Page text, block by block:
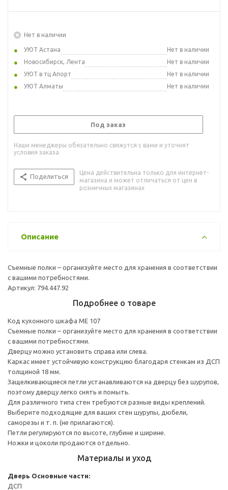
Нет в наличии
УЮТ Астана
Нет в наличии
Новосибирск, Лента
Нет в наличии
УЮТ в тц Апорт
Нет в наличии
УЮТ Алматы
Нет в наличии
Под заказ
Наши менеджеры обязательно свяжутся с вами и уточнят
условия заказа
Поделиться
Цена действительна только для интернет-
магазина и может отличаться от цен в
розничных магазинах
Описание
Съемные полки – организуйте место для хранения в соответствии
с вашими потребностями.
Артикул: 794.447.92
Подробнее о товаре
Код кухонного шкафа ME 107
Съемные полки – организуйте место для хранения в соответствии
с вашими потребностями.
Дверцу можно установить справа или слева.
Каркас имеет устойчивую конструкцию благодаря стенкам из ДСП
толщиной 18 мм.
Защелкивающиеся петли устанавливаются на дверцу без шурупов,
поэтому дверцу легко снять и помыть.
Для различного типа стен требуются разные виды креплений.
Выберите подходящие для ваших стен шурупы, дюбели,
саморезы и т. п. (не прилагаются).
Петли регулируются по высоте, глубине и ширине.
Ножки и цоколи продаются отдельно.
Материалы и уход
Дверь Основные части:
ДСП